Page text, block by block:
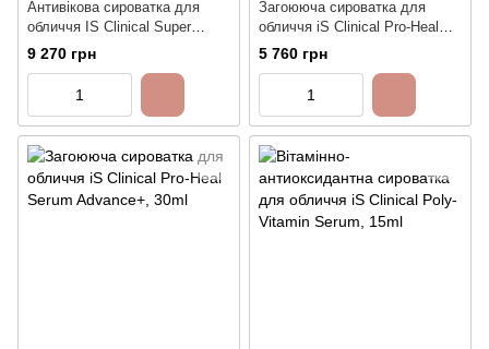
Антивікова сироватка для
обличчя IS Clinical Super
Serum Advance+, 30ml
9 270 грн
Загоююча сироватка для
обличчя iS Clinical Pro-Heal
Serum Advance+, 15ml
5 760 грн